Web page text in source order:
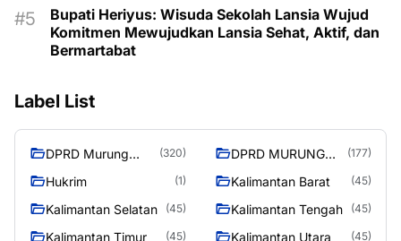
Bupati Heriyus: Wisuda Sekolah Lansia Wujud
Komitmen Mewujudkan Lansia Sehat, Aktif, dan
Bermartabat
Label List
DPRD Murung
(320)
DPRD MURUNG
(177)
Hukrim (1) Kalimantan Barat (45)
Kalimantan Selatan (45) Kalimantan Tengah (45)
Kalimantan Timur (45) Kalimantan Utara (45)